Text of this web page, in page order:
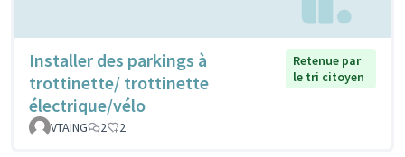
Installer des parkings à
trottinette/ trottinette
électrique/vélo
Retenue par
le tri citoyen
VTAING 2 2